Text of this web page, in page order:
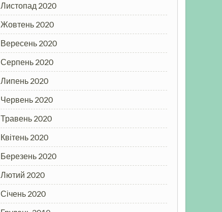
Листопад 2020
Жовтень 2020
Вересень 2020
Серпень 2020
Липень 2020
Червень 2020
Травень 2020
Квітень 2020
Березень 2020
Лютий 2020
Січень 2020